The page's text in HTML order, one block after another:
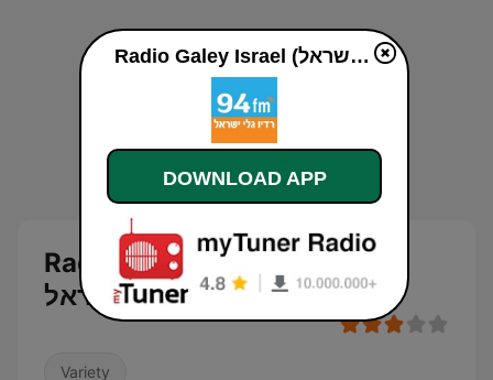
Radio Galey Israel (רדיו גלי
ישראל)
Variety
Radio Galey Israel (רדיו גלי ישראל) live
DOWNLOAD APP